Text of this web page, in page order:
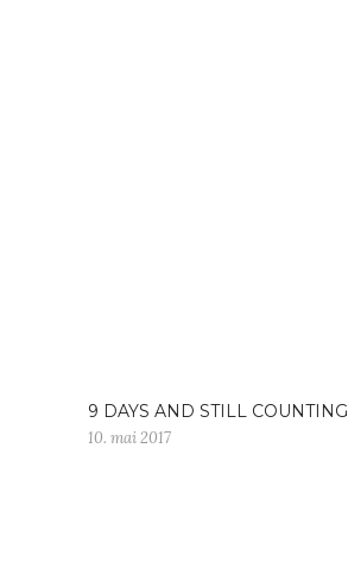
9 DAYS AND STILL COUNTING
10. mai 2017